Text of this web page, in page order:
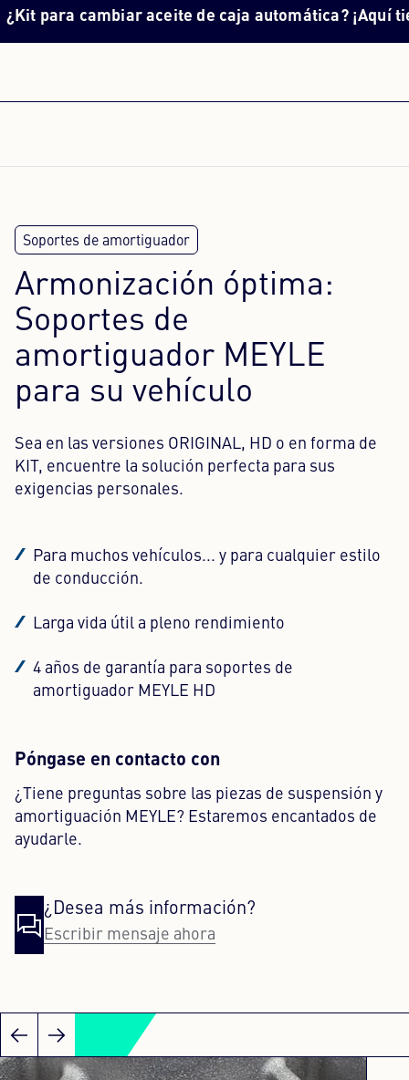
cambiar aceite de caja automática? ¡Aquí tienes
Armonización óptima:
Soportes de
amortiguador MEYLE
para su vehículo
Sea en las versiones ORIGINAL, HD o en forma de
KIT, encuentre la solución perfecta para sus
exigencias personales.
Para muchos vehículos... y para cualquier estilo
de conducción.
Larga vida útil a pleno rendimiento
4 años de garantía para soportes de
amortiguador MEYLE HD
Póngase en contacto con
¿Tiene preguntas sobre las piezas de suspensión y
amortiguación MEYLE? Estaremos encantados de
ayudarle.
¿Desea más información?
Escribir mensaje ahora